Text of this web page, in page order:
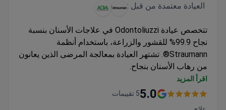
العيادة معتمدة من قبل :
تتخصص عيادة Odontoliuzzi في علاجات الأسنان بنسبة
نجاح 99.9% للقشور والزراعة، باستخدام أنظمة
Straumann®. تشتهر العيادة بمعالجة المرضى الذين يعانون
من رهاب الأسنان بنجاح.
باستخدام أنظمة Nobel Biocare/Straumann
اقرأ المزيد
5.05 تقييمات